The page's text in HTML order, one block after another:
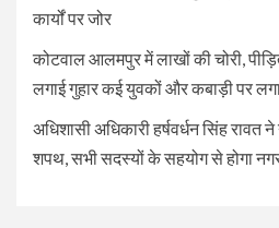
कार्यों पर जोर
कोटवाल आलमपुर में लाखों की चोरी,
लगाई गुहार कई युवकों और कबाड़ी पर
अधिशासी अधिकारी हर्षवर्धन सिंह रावत
शपथ, सभी सदस्यों के सहयोग से होगा